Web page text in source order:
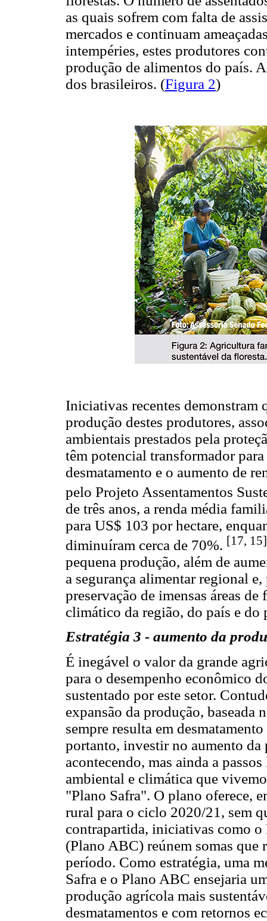
as quais sofrem com falta de
mercados e continuam
intempéries, estes produtores
produção de alimentos do país.
dos brasileiros. (Figura 2)
Iniciativas recentes demonstram
produção destes produtores,
ambientais prestados pela
têm potencial transformador
desmatamento e o aumento de
pelo Projeto Assentamentos
de três anos, a renda média
para US$ 103 por hectare,
diminuíram cerca de 70%. [17, 15]
pequena produção, além de
a segurança alimentar regional
preservação de imensas áreas
climático da região, do país e do
Estratégia 3 - aumento da
É inegável o valor da grande
para o desempenho econômico
sustentado por este setor.
expansão da produção, baseada
sempre resulta em
portanto, investir no aumento
acontecendo, mas ainda a
ambiental e climática que
"Plano Safra". O plano oferece,
rural para o ciclo 2020/21, sem
contrapartida, iniciativas como
(Plano ABC) reúnem somas que
período. Como estratégia, uma
Safra e o Plano ABC ensejaria
produção agrícola mais
desmatamentos e com retornos